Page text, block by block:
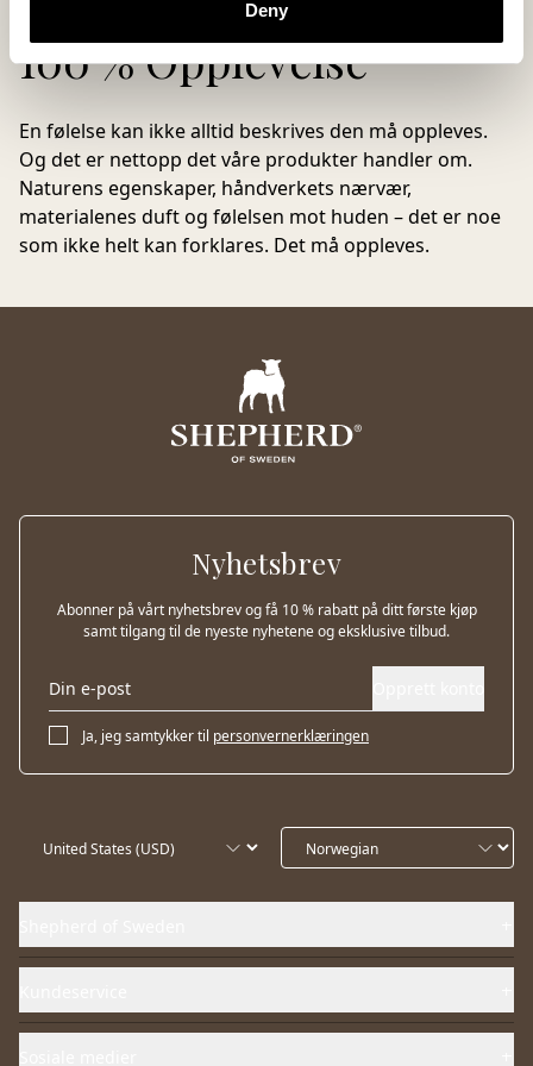
Deny
100 % Opplevelse
En følelse kan ikke alltid beskrives den må oppleves.
Og det er nettopp det våre produkter handler om.
Naturens egenskaper, håndverkets nærvær,
materialenes duft og følelsen mot huden – det er noe
som ikke helt kan forklares. Det må oppleves.
Nyhetsbrev
Abonner på vårt nyhetsbrev og få 10 % rabatt på ditt første kjøp
samt tilgang til de nyeste nyhetene og eksklusive tilbud.
Ja, jeg samtykker til personvernerklæringen